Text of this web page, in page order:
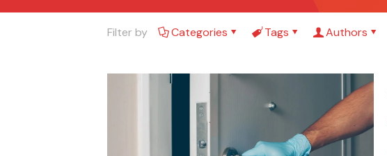
Filter by Categories Tags Authors